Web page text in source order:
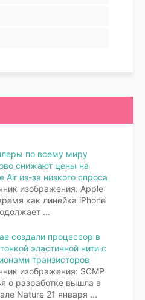
по всему миру
снижают цены на
Air из-за низкого спроса
изображения: Apple
как линейка iPhone
...
создали процессор в
эластичной нити с
транзисторов
изображения: SCMP
о разработке вышла в
Nature 21 января ...